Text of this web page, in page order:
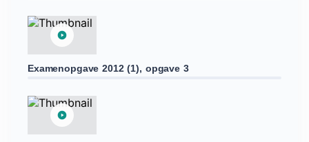
Examenopgave 2012 (1), opgave 3